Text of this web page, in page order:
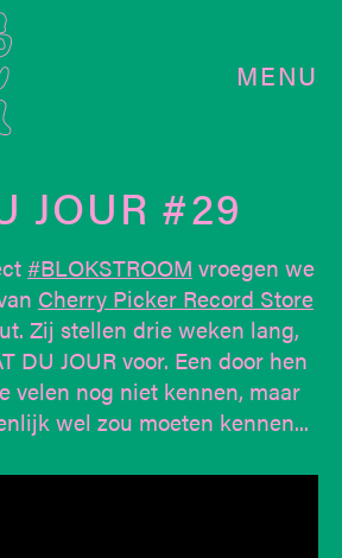
MENU
JOUR #29
#BLOKSTROOM vroegen we
Cherry Picker Record Store
Zij stellen drie weken lang,
DU JOUR voor. Een door hen
velen nog niet kennen, maar
wel zou moeten kennen...